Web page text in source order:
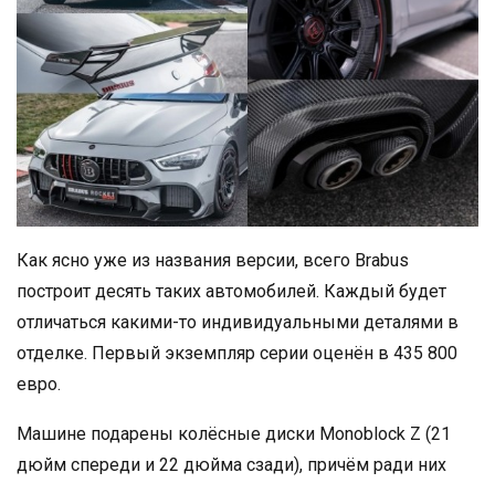
Как ясно уже из названия версии, всего Brabus
построит десять таких автомобилей. Каждый будет
отличаться какими-то индивидуальными деталями в
отделке. Первый экземпляр серии оценён в 435 800
евро.
Машине подарены колёсные диски Monoblock Z (21
дюйм спереди и 22 дюйма сзади), причём ради них